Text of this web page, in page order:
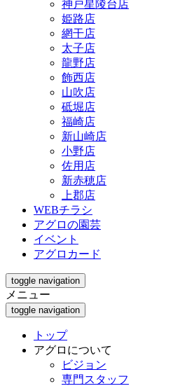
神戸星陵台店
姫路店
網干店
太子店
龍野店
飾西店
山吹店
砥堀店
福崎店
新山崎店
小野店
佐用店
新赤穂店
上郡店
WEBチラシ
アグロの園芸
イベント
アグロカード
toggle navigation
メニュー
toggle navigation
トップ
アグロについて
ビジョン
専門スタッフ